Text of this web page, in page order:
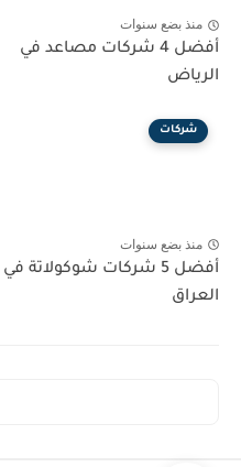
منذ بضع سنوات
أفضل 4 شركات مصاعد في
الرياض
شركات
منذ بضع سنوات
أفضل 5 شركات شوكولاتة في
العراق